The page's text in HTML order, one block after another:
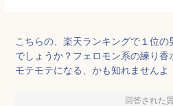
こちらの、楽天ランキングで１位
でしょうか？フェロモン系の練り
モテモテになる、かも知れませんよ
回答された